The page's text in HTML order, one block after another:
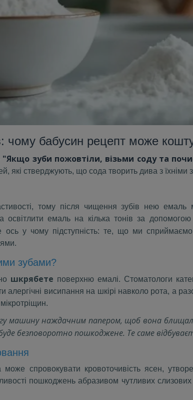
чому бабусин рецепт може
"Якщо зуби пожовтіли, візьми соду та
які стверджують, що сода творить дива з
тому після чищення зубів нею емаль
емаль на кілька тонів за допомогою
ось у чому підступність: те, що ми
зубами?
шкрябете поверхню емалі. Стоматологи
висипання на шкірі навколо рота, а
машину наждачним папером, щоб вона
безповоротно пошкоджене. Те саме
спровокувати кровоточивість ясен,
пошкоджень абразивом чутливих